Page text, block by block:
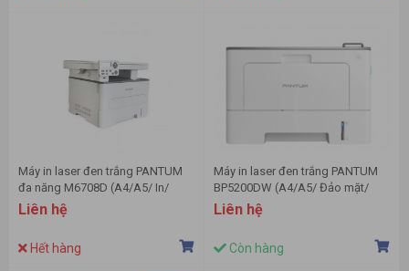
Máy in laser đen trắng PANTUM
đa năng M6708D (A4/A5/ In/
Copy/ Scan/ Đảo mặt)
Liên hệ
Hết hàng
Máy in laser đen trắng PANTUM
BP5200DW (A4/A5/ Đảo mặt/
USB/ LAN/ WIFI)
Liên hệ
Còn hàng